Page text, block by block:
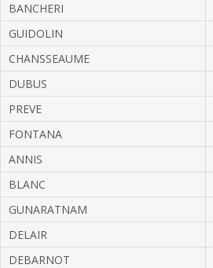
BANCHERI
GUIDOLIN
CHANSSEAUME
DUBUS
PREVE
FONTANA
ANNIS
BLANC
GUNARATNAM
DELAIR
DEBARNOT